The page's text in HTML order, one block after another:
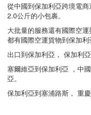
從中國到保加利亞跨境電
2.0公斤的小包裹。
大批量的服務還有國際空
都有國際空運貨物到保加利
出口到保加利亞， 保加利
塞爾維亞到保加利亞 ，中
亞。
保加利亞到塞浦路斯， 重